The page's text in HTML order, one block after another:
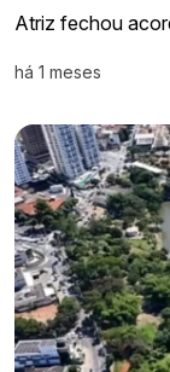
Atriz fechou
há 1 meses